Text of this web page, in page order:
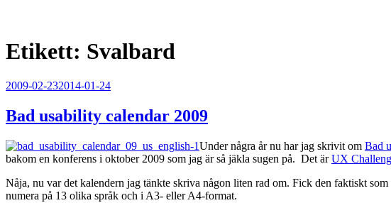
Etikett: Svalbard
Publicerat
2009-02-232014-01-24
Bad usability calendar 2009
Under några år nu har jag skrivit om Bad
bakom en konferens i oktober 2009 som jag är så jäkla sugen på. Det ärUX
Nåja, nu var det kalendern jag tänkte skriva någon liten rad om. Fick den faktiskt
numera på 13 olika språk och i A3- eller A4-format.